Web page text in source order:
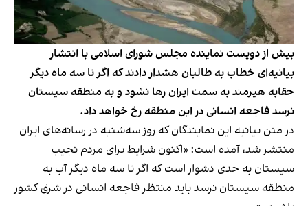
بیش از دویست نماینده مجلس شورای اسلامی با انتشار
بیانیه‌ای خطاب به طالبان هشدار دادند که اگر تا سه ماه دیگر
حقابه هیرمند به سمت ایران رها نشود و به منطقه سیستان
نرسد فاجعه انسانی در این منطقه رخ خواهد داد.
در متن بیانیه این نمایندگان که روز سه‌شنبه در رسانه‌های ایران
منتشر شد، آمده است: «اکنون شرایط برای مردم نجیب
سیستان به حدی دشوار است که اگر تا سه ماه دیگر آب به
منطقه سیستان نرسد باید منتظر فاجعه انسانی در شرق کشور